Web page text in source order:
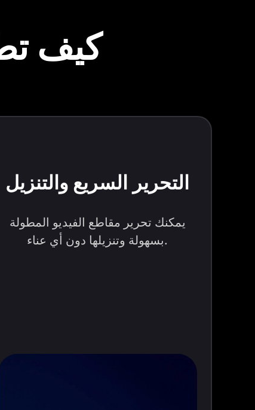
كيف
التحرير السريع والتنزيل
يمكنك تحرير مقاطع الفيديو المطولة
بسهولة وتنزيلها دون أي عناء.